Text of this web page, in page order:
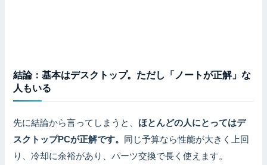
結論：基本はデスクトップ。ただし「ノートが正解」な
人もいる
先に結論から言ってしまうと、ほとんどの人にとってはデ
スクトップPCが正解です。 同じ予算なら性能が大きく上回
り、冷却に余裕があり、パーツ交換で長く使えます。